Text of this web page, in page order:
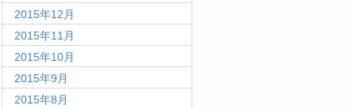
2015年12月
2015年11月
2015年10月
2015年9月
2015年8月